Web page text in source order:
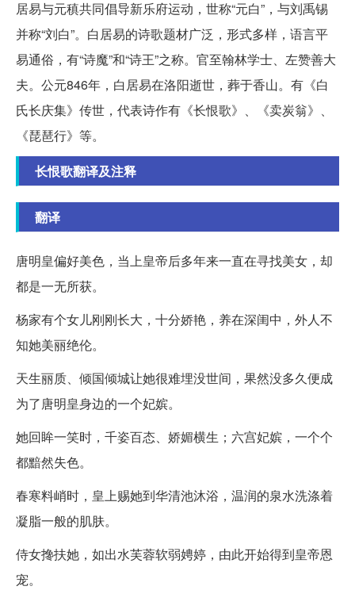
居易与元稹共同倡导新乐府运动，世称“元白”，与刘禹锡
并称“刘白”。白居易的诗歌题材广泛，形式多样，语言平
易通俗，有“诗魔”和“诗王”之称。官至翰林学士、左赞善大
夫。公元846年，白居易在洛阳逝世，葬于香山。有《白
氏长庆集》传世，代表诗作有《长恨歌》、《卖炭翁》、
《琵琶行》等。
长恨歌翻译及注释
翻译
唐明皇偏好美色，当上皇帝后多年来一直在寻找美女，却
都是一无所获。
杨家有个女儿刚刚长大，十分娇艳，养在深闺中，外人不
知她美丽绝伦。
天生丽质、倾国倾城让她很难埋没世间，果然没多久便成
为了唐明皇身边的一个妃嫔。
她回眸一笑时，千姿百态、娇媚横生；六宫妃嫔，一个个
都黯然失色。
春寒料峭时，皇上赐她到华清池沐浴，温润的泉水洗涤着
凝脂一般的肌肤。
侍女搀扶她，如出水芙蓉软弱娉婷，由此开始得到皇帝恩
宠。